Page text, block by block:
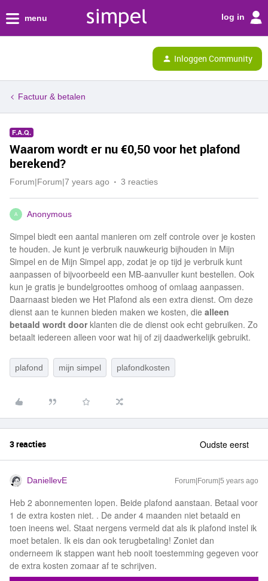
menu log in
Inloggen Community
Factuur & betalen
F.A.Q.
Waarom wordt er nu €0,50 voor het plafond
berekend?
Forum|Forum|7 years ago 3 reacties
A Anonymous
Simpel biedt een aantal manieren om zelf controle over je kosten
te houden. Je kunt je verbruik nauwkeurig bijhouden in Mijn
Simpel en de Mijn Simpel app, zodat je op tijd je verbruik kunt
aanpassen of bijvoorbeeld een MB-aanvuller kunt bestellen. Ook
kun je gratis je bundelgroottes omhoog of omlaag aanpassen.
Daarnaast bieden we Het Plafond als een extra dienst. Om deze
dienst aan te kunnen bieden maken we kosten, die alleen
betaald wordt doorklanten die de dienst ook echt gebruiken. Zo
betaalt iedereen alleen voor wat hij of zij daadwerkelijk gebruikt.
plafond mijn simpel plafondkosten
3 reacties Oudste eerst
DaniellevE Forum|Forum|5 years ago
Heb 2 abonnementen lopen. Beide plafond aanstaan. Betaal voor
1 de extra kosten niet. . De ander 4 maanden niet betaald en
toen ineens wel. Staat nergens vermeld dat als ik plafond instel ik
moet betalen. Ik eis dan ook terugbetaling! Zoniet dan
onderneem ik stappen want heb nooit toestemming gegeven voor
de extra kosten zomaar af te schrijven.